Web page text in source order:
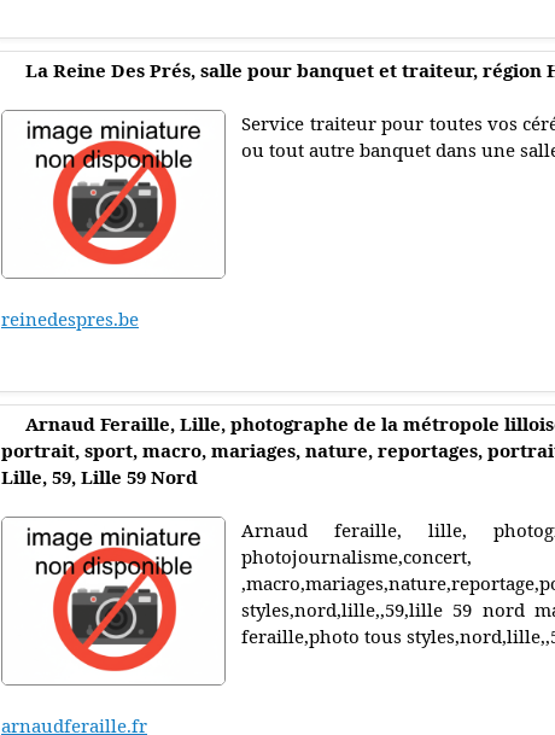
La Reine Des Prés, salle pour banquet et traiteur, région
Service traiteur pour toutes vos
ou tout autre banquet dans une
reinedespres.be
Arnaud Feraille, Lille, photographe de la métropole
portrait, sport, macro, mariages, nature, reportages,
Lille, 59, Lille 59 Nord
Arnaud feraille, lille,
styles,nord,lille,,59,lille 59 nord
feraille,photo tous
arnaudferaille.fr